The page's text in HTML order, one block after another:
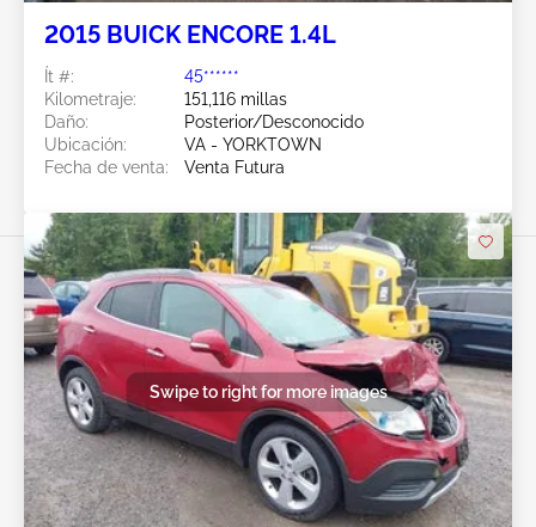
2015 BUICK ENCORE 1.4L
Ít #:
45******
Kilometraje:
151,116 millas
Daño:
Posterior/Desconocido
Ubicación:
VA - YORKTOWN
Fecha de venta:
Venta Futura
Swipe to right for more images